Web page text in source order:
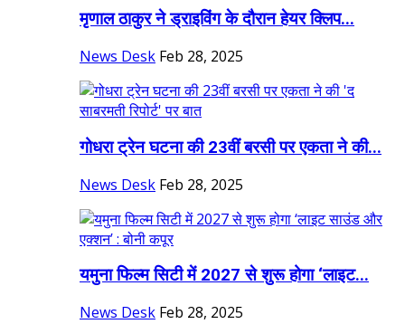
मृणाल ठाकुर ने ड्राइविंग के दौरान हेयर क्लिप...
News Desk Feb 28, 2025
गोधरा ट्रेन घटना की 23वीं बरसी पर एकता ने की...
News Desk Feb 28, 2025
यमुना फिल्म सिटी में 2027 से शुरू होगा ‘लाइट...
News Desk Feb 28, 2025